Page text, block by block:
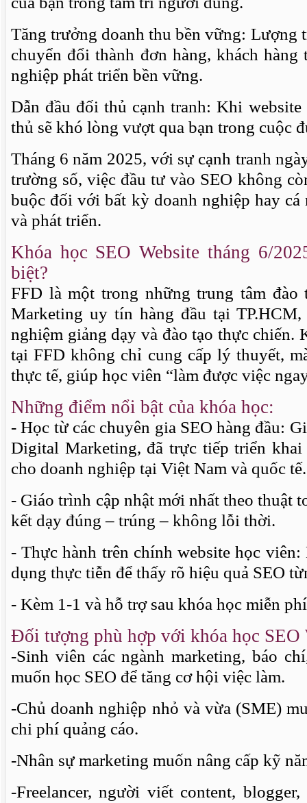
Tăng trưởng doanh thu bền vững: Lượng
chuyển đổi thành đơn hàng, khách hàng
nghiệp phát triển bền vững.
Dẫn đầu đối thủ cạnh tranh: Khi
thủ sẽ khó lòng vượt qua bạn trong cuộc
Tháng 6 năm 2025, với sự cạnh tranh
trường số, việc đầu tư vào SEO không
buộc đối với bất kỳ doanh nghiệp hay cá
và phát triển.
Khóa học SEO Website tháng 6/
biệt?
FFD là một trong những trung tâm
Marketing uy tín hàng đầu tại
nghiệm giảng dạy và đào tạo thực chiến.
tại FFD không chỉ cung cấp lý thuyết,
thực tế, giúp học viên “làm được việc
Những điểm nổi bật của khóa học:
- Học từ các chuyên gia SEO hàng đầu:
Digital Marketing, đã trực tiếp triển khai
cho doanh nghiệp tại Việt Nam và quốc tế.
- Giáo trình cập nhật mới nhất theo thuật
kết dạy đúng – trúng – không lỗi thời.
- Thực hành trên chính website học
dụng thực tiễn để thấy rõ hiệu quả SEO
- Kèm 1-1 và hỗ trợ sau khóa học miễn phí
Đối tượng phù hợp với khóa học SEO
-Sinh viên các ngành marketing, báo
muốn học SEO để tăng cơ hội việc làm.
-Chủ doanh nghiệp nhỏ và vừa (SME)
chi phí quảng cáo.
-Nhân sự marketing muốn nâng cấp kỹ
-Freelancer, người viết content,